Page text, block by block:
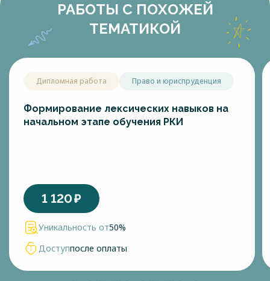
РАБОТЫ С ПОХОЖЕЙ
ТЕМАТИКОЙ
Дипломная работа Право и юриспруденция
Формирование лексических навыков на
начальном этапе обучения РКИ
1 120₽
Уникальность от50%
Доступпосле оплаты